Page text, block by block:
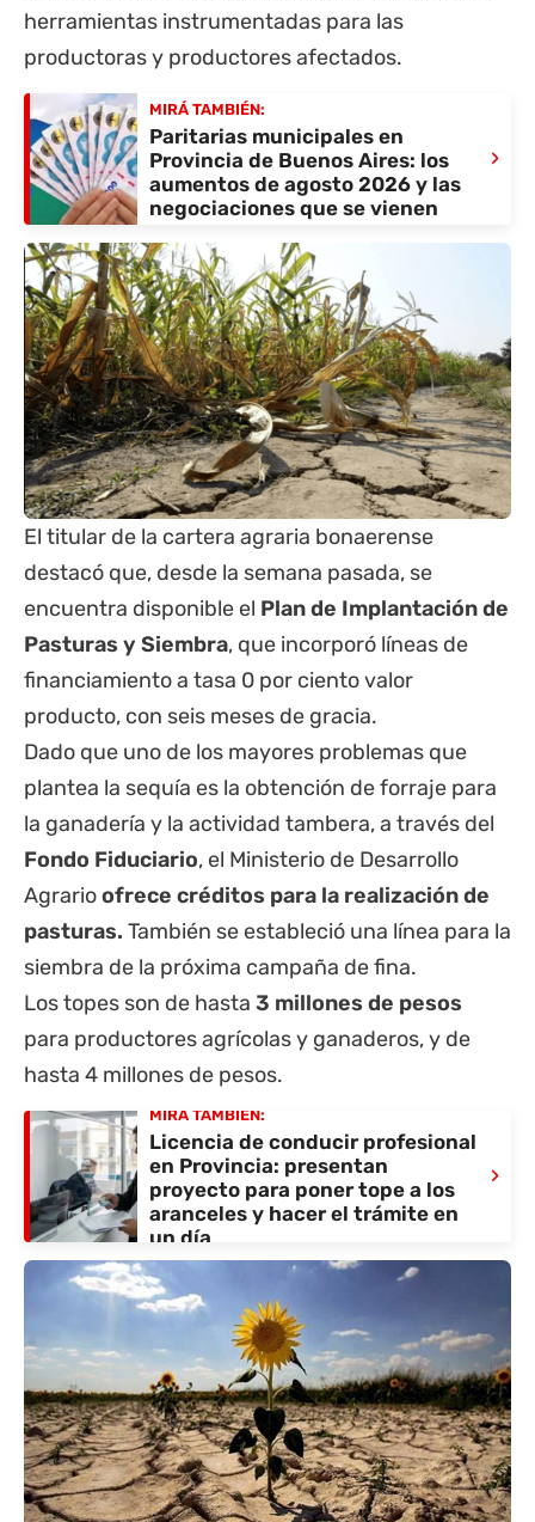
herramientas instrumentadas para las
productoras y productores afectados.
MIRÁ TAMBIÉN:
Paritarias municipales en
Provincia de Buenos Aires: los
aumentos de agosto 2026 y las
negociaciones que se vienen
›
El titular de la cartera agraria bonaerense
destacó que, desde la semana pasada, se
encuentra disponible el Plan de Implantación de
Pasturas y Siembra, que incorporó líneas de
financiamiento a tasa 0 por ciento valor
producto, con seis meses de gracia.
Dado que uno de los mayores problemas que
plantea la sequía es la obtención de forraje para
la ganadería y la actividad tambera, a través del
Fondo Fiduciario, el Ministerio de Desarrollo
Agrarioofrece créditos para la realización de
pasturas. También se estableció una línea para la
siembra de la próxima campaña de fina.
Los topes son de hasta 3 millones de pesos
para productores agrícolas y ganaderos, y de
hasta 4 millones de pesos.
MIRÁ TAMBIÉN:
Licencia de conducir profesional
en Provincia: presentan
proyecto para poner tope a los
aranceles y hacer el trámite en
un día
›